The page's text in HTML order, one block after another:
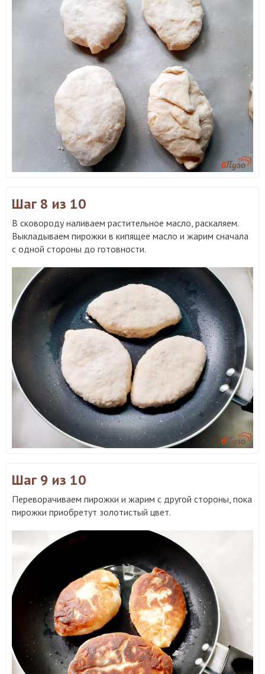
Шаг 8 из 10
В сковороду наливаем растительное масло, раскаляем.
Выкладываем пирожки в кипящее масло и жарим сначала
с одной стороны до готовности.
Шаг 9 из 10
Переворачиваем пирожки и жарим с другой стороны, пока
пирожки приобретут золотистый цвет.